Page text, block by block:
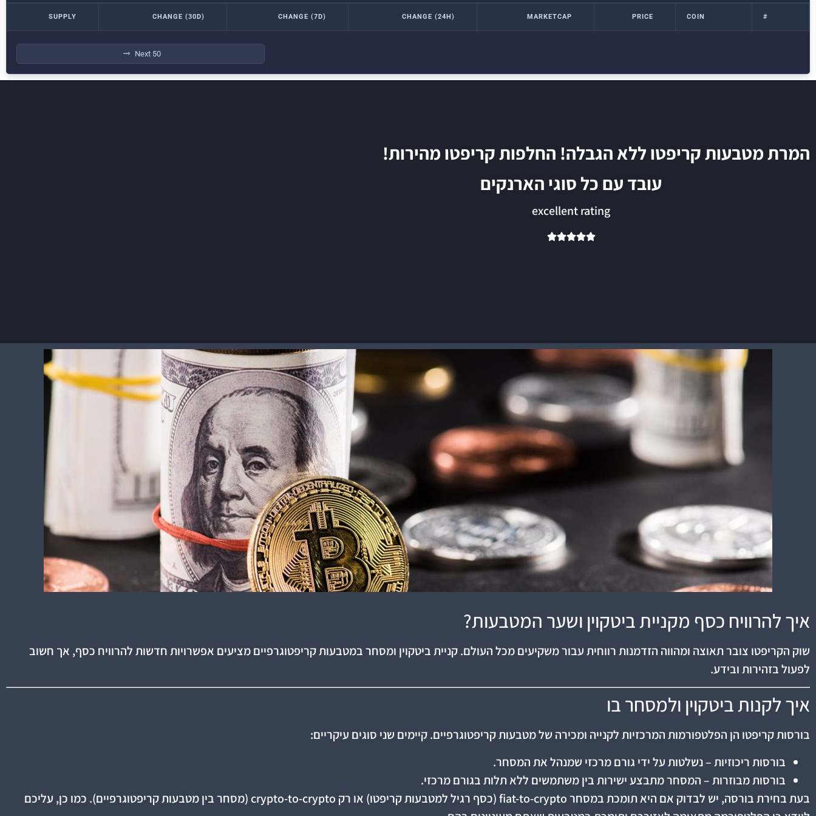
#
COIN
PRICE
MARKETCAP
CHANGE (24H)
CHANGE (7D)
CHANGE (30D)
SUPPLY
Next 50
המרת מטבעות קריפטו ללא הגבלה! החלפות קריפטו מהירות!
עובד עם כל סוגי הארנקים
excellent rating





איך להרוויח כסף מקניית ביטקוין ושער המטבעות?
שוק הקריפטו צובר תאוצה ומהווה הזדמנות רווחית עבור משקיעים מכל העולם. קניית ביטקוין ומסחר במטבעות קריפטוגרפיים מציעים אפשרויות חדשות להרוויח כסף, אך חשוב
לפעול בזהירות ובידע.
איך לקנות ביטקוין ולמסחר בו
בורסות קריפטו הן הפלטפורמות המרכזיות לקנייה ומכירה של מטבעות קריפטוגרפיים. קיימים שני סוגים עיקריים:
בורסות ריכוזיות – נשלטות על ידי גורם מרכזי שמנהל את המסחר.
בורסות מבוזרות – המסחר מתבצע ישירות בין משתמשים ללא תלות בגורם מרכזי.
בעת בחירת בורסה, יש לבדוק אם היא תומכת במסחר fiat-to-crypto (כסף רגיל למטבעות קריפטו) או רק crypto-to-crypto (מסחר בין מטבעות קריפטוגרפיים). כמו כן, עליכם